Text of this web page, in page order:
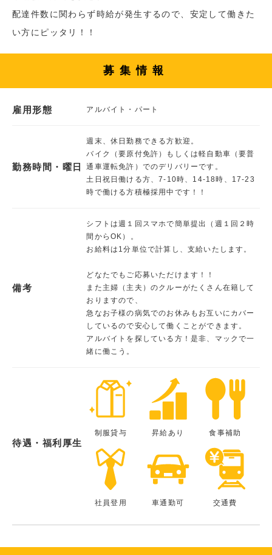
配達件数に関わらず時給が発生するので、安定して働きた
い方にピッタリ！！
募集情報
雇用形態 アルバイト・パート
勤務時間・曜日
週末、休日勤務できる方歓迎。
バイク（要原付免許）もしくは軽自動車（要普
通車運転免許）でのデリバリーです。
土日祝日働ける方、7-10時、14-18時、17-23
時で働ける方積極採用中です！！
備考
シフトは週１回スマホで簡単提出（週１回２時
間からOK）。
お給料は1分単位で計算し、支給いたします。
どなたでもご応募いただけます！！
また主婦（主夫）のクルーがたくさん在籍して
おりますので、
急なお子様の病気でのお休みもお互いにカバー
しているので安心して働くことができます。
アルバイトを探している方！是非、マックで一
緒に働こう。
待遇・福利厚生
制服貸与 昇給あり 食事補助
社員登用 車通勤可 交通費